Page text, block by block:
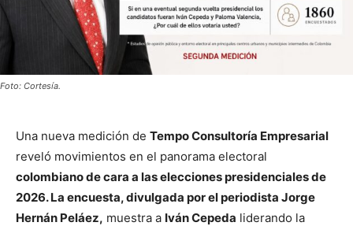
Foto: Cortesía.
Una nueva medición de Tempo Consultoría Empresarial
reveló movimientos en el panorama electoral
colombiano de cara a las elecciones presidenciales de
2026. La encuesta, divulgada por el periodista Jorge
Hernán Peláez, muestra a Iván Cepeda liderando la